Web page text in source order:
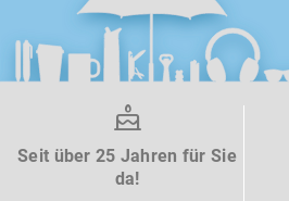
Seit über 25 Jahren für Sie
da!